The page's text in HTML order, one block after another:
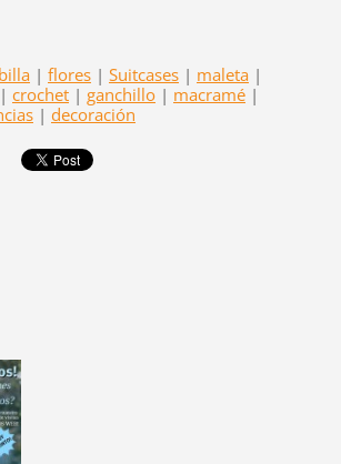
| flores | Suitcases | maleta |
| crochet | ganchillo | macramé |
| decoración